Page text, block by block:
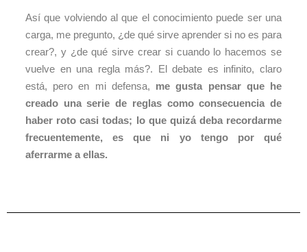
Así que volviendo al que el conocimiento puede ser una
carga, me pregunto, ¿de qué sirve aprender si no es para
crear?, y ¿de qué sirve crear si cuando lo hacemos se
vuelve en una regla más?. El debate es infinito, claro
está, pero en mi defensa, me gusta pensar que he
creado una serie de reglas como consecuencia de
haber roto casi todas; lo que quizá deba recordarme
frecuentemente, es que ni yo tengo por qué
aferrarme a ellas.